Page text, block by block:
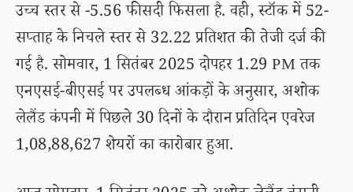
उच्च स्तर से -5.56 फीसदी फिसला है. वही, स्टॉक में 52-
सप्ताह के निचले स्तर से 32.22 प्रतिशत की तेजी दर्ज की
गई है. सोमवार, 1 सितंबर 2025 दोपहर 1.29 PM तक
एनएसई-बीएसई पर उपलब्ध आंकड़ों के अनुसार, अशोक
लेलैंड कंपनी में पिछले 30 दिनों के दौरान प्रतिदिन एवरेज
1,08,88,627 शेयरों का कारोबार हुआ.